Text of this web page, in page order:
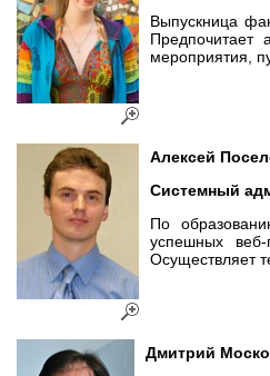
Выпускница
Предпочитает
мероприятия,
Алексей
Системный
По
успешных
Осуществляет
Дмитрий